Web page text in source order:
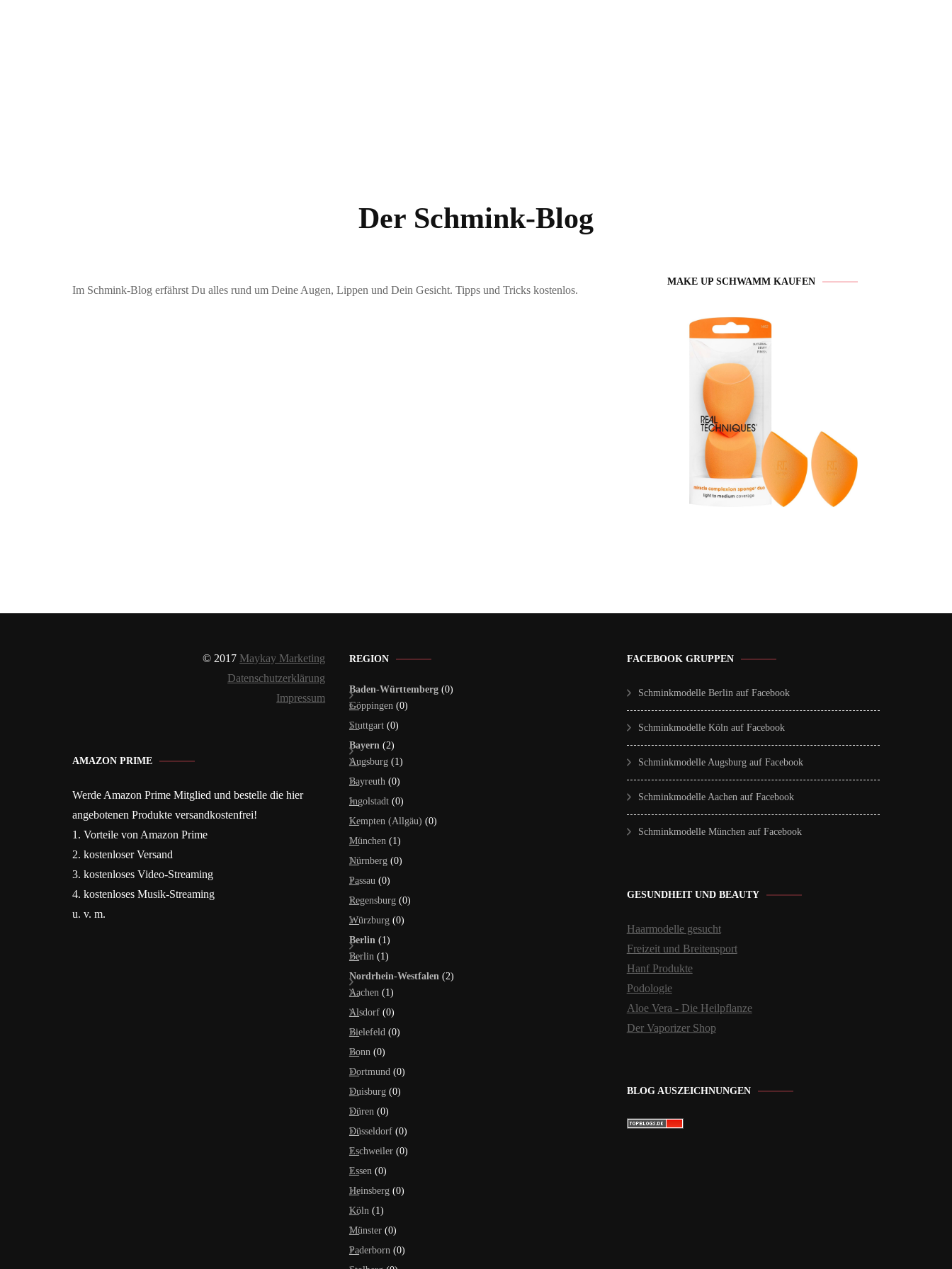
Der Schmink-Blog
Im Schmink-Blog erfährst Du alles rund um Deine Augen, Lippen und Dein Gesicht. Tipps und Tricks kostenlos.
MAKE UP SCHWAMM KAUFEN
© 2017 Maykay Marketing
Datenschutzerklärung
Impressum
AMAZON PRIME
Werde Amazon Prime Mitglied und bestelle die hier
angebotenen Produkte versandkostenfrei!
1. Vorteile von Amazon Prime
2. kostenloser Versand
3. kostenloses Video-Streaming
4. kostenloses Musik-Streaming
u. v. m.
REGION
Baden-Württemberg (0)
Göppingen (0)
Stuttgart (0)
Bayern (2)
Augsburg (1)
Bayreuth (0)
Ingolstadt (0)
Kempten (Allgäu) (0)
München (1)
Nürnberg (0)
Passau (0)
Regensburg (0)
Würzburg (0)
Berlin (1)
Berlin (1)
Nordrhein-Westfalen (2)
Aachen (1)
Alsdorf (0)
Bielefeld (0)
Bonn (0)
Dortmund (0)
Duisburg (0)
Düren (0)
Düsseldorf (0)
Eschweiler (0)
Essen (0)
Heinsberg (0)
Köln (1)
Münster (0)
Paderborn (0)
FACEBOOK GRUPPEN
Schminkmodelle Berlin auf Facebook
Schminkmodelle Köln auf Facebook
Schminkmodelle Augsburg auf Facebook
Schminkmodelle Aachen auf Facebook
Schminkmodelle München auf Facebook
GESUNDHEIT UND BEAUTY
Haarmodelle gesucht
Freizeit und Breitensport
Hanf Produkte
Podologie
Aloe Vera - Die Heilpflanze
Der Vaporizer Shop
BLOG AUSZEICHNUNGEN